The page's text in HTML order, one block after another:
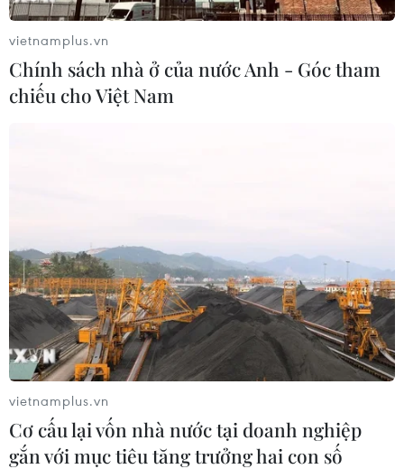
vietnamplus.vn
Chính sách nhà ở của nước Anh - Góc tham
chiếu cho Việt Nam
vietnamplus.vn
Cơ cấu lại vốn nhà nước tại doanh nghiệp
gắn với mục tiêu tăng trưởng hai con số